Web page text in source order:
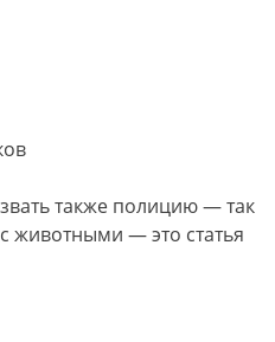
также полицию — так
животными — это статья